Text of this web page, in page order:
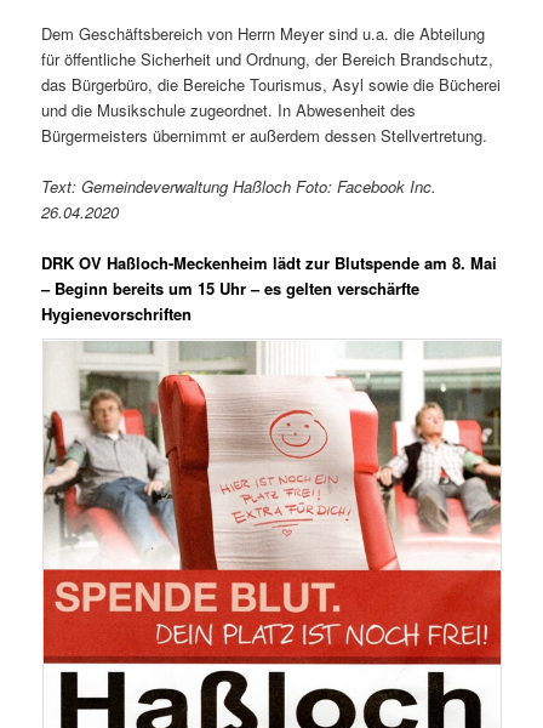
Dem Geschäftsbereich von Herrn Meyer sind u.a. die Abteilung
für öffentliche Sicherheit und Ordnung, der Bereich Brandschutz,
das Bürgerbüro, die Bereiche Tourismus, Asyl sowie die Bücherei
und die Musikschule zugeordnet. In Abwesenheit des
Bürgermeisters übernimmt er außerdem dessen Stellvertretung.
Text: Gemeindeverwaltung Haßloch Foto: Facebook Inc.
26.04.2020
DRK OV Haßloch-Meckenheim lädt zur Blutspende am 8. Mai
– Beginn bereits um 15 Uhr – es gelten verschärfte
Hygienevorschriften